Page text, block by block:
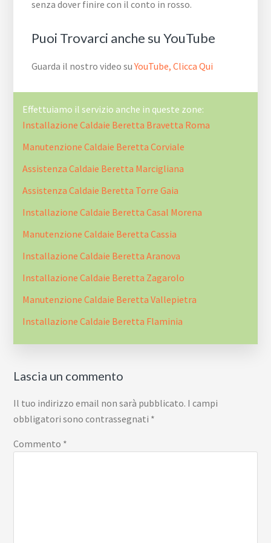
senza dover finire con il conto in rosso.
Puoi Trovarci anche su YouTube
Guarda il nostro video suYouTube, Clicca Qui
Effettuiamo il servizio anche in queste zone:
Installazione Caldaie Beretta Bravetta Roma
Manutenzione Caldaie Beretta Corviale
Assistenza Caldaie Beretta Marcigliana
Assistenza Caldaie Beretta Torre Gaia
Installazione Caldaie Beretta Casal Morena
Manutenzione Caldaie Beretta Cassia
Installazione Caldaie Beretta Aranova
Installazione Caldaie Beretta Zagarolo
Manutenzione Caldaie Beretta Vallepietra
Installazione Caldaie Beretta Flaminia
Interazioni
del
lettore
Lascia un commento
Il tuo indirizzo email non sarà pubblicato. I campi
obbligatori sono contrassegnati *
Commento *